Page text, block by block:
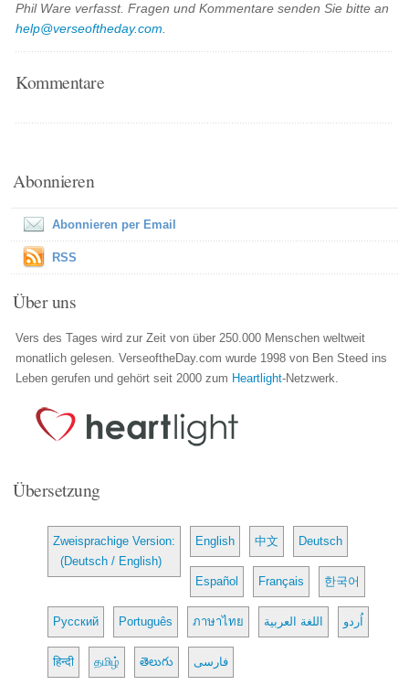
Phil Ware verfasst. Fragen und Kommentare senden Sie bitte an
help@verseoftheday.com
Kommentare
Abonnieren
Abonnieren per Email
RSS
Über uns
Vers des Tages wird zur Zeit von über 250.000 Menschen weltweit
monatlich gelesen. VerseoftheDay.com wurde 1998 von Ben Steed ins
Leben gerufen und gehört seit 2000 zum Heartlight-Netzwerk.
Übersetzung
Zweisprachige Version:
(Deutsch / English)
English 中文 Deutsch
Español Français 한국어
Русский Português ภาษาไทย اللغة العربية اُردو
हिन्दी தமிழ் తెలుగు فارسی